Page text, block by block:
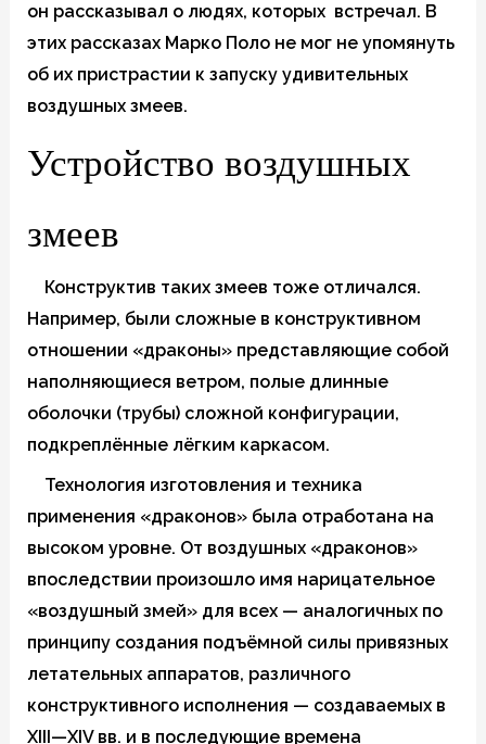
он рассказывал о людях, которых встречал. В
этих рассказах Марко Поло не мог не упомянуть
об их пристрастии к запуску удивительных
воздушных змеев.
Устройство воздушных
змеев
Конструктив таких змеев тоже отличался.
Например, были сложные в конструктивном
отношении «драконы» представляющие собой
наполняющиеся ветром, полые длинные
оболочки (трубы) сложной конфигурации,
подкреплённые лёгким каркасом.
Технология изготовления и техника
применения «драконов» была отработана на
высоком уровне. От воздушных «драконов»
впоследствии произошло имя нарицательное
«воздушный змей» для всех — аналогичных по
принципу создания подъёмной силы привязных
летательных аппаратов, различного
конструктивного исполнения — создаваемых в
XIII—XIV вв. и в последующие времена